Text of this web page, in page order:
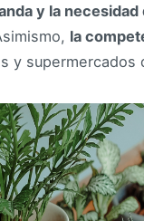
y la
la
y